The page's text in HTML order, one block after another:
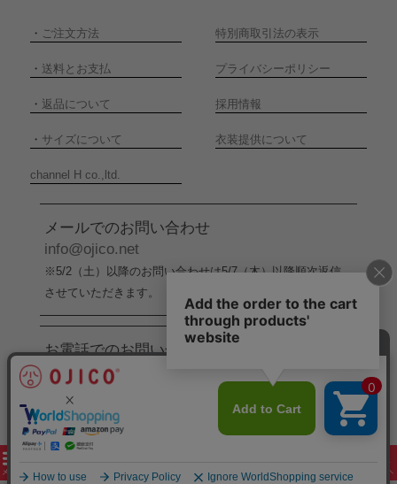
・ ご注文方法 特別商取引法の表示
・ 送料とお支払 プライバシーポリシー
・ 返品について 採用情報
・ サイズについて 衣装提供について
channel H co.,ltd.
メールでのお問い合わせ
info@ojico.net
※5/2（土）以降のお問い合わせは5/7（木）以降順次返信
させていただきます。
お電話でのお問い合わせ
076-246-5050
※5/2（土）から5/6（水）までの間はお電話でのお問い合
わせ受付をお休みさせていただきます。